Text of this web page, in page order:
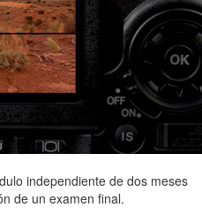
independiente de dos meses
de un examen final.